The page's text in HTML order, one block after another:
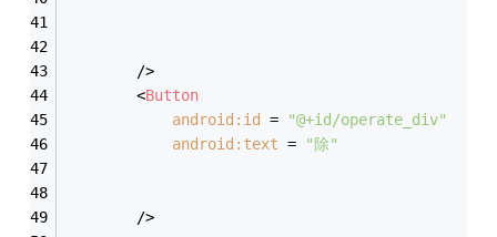
	    />
<Button
android:id
=
"@+id/operate_div"
android:text = "除"
	    />